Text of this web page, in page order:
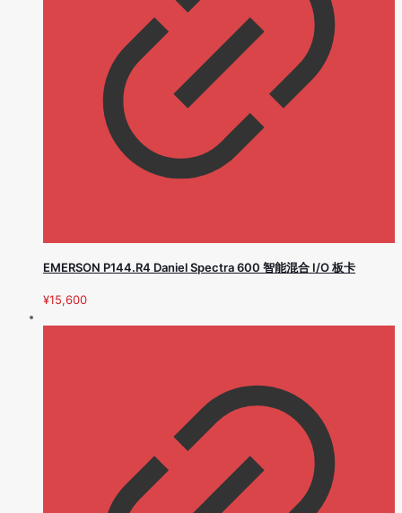
EMERSON P144.R4 Daniel Spectra 600 智能混合 I/O 板卡
¥15,600